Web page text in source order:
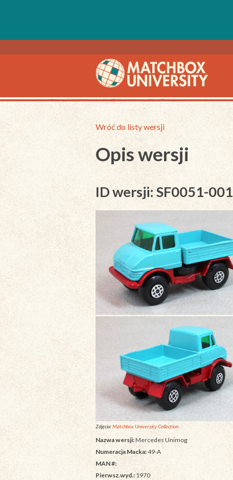
Wróć do listy wersji
Opis wersji
ID wersji: SF0051-001
Zdjęcia:Matchbox University Collection
Nazwa wersji:Mercedes Unimog
Numeracja Macka:49-A
MAN #:
Pierwsz.wyd.:1970